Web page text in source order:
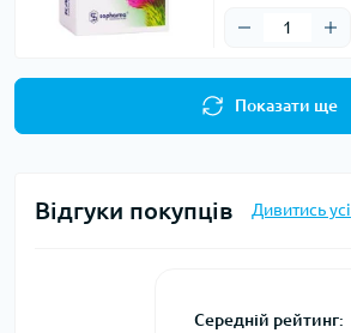
Показати ще
Відгуки покупців Дивитись усі
Середній рейтинг: